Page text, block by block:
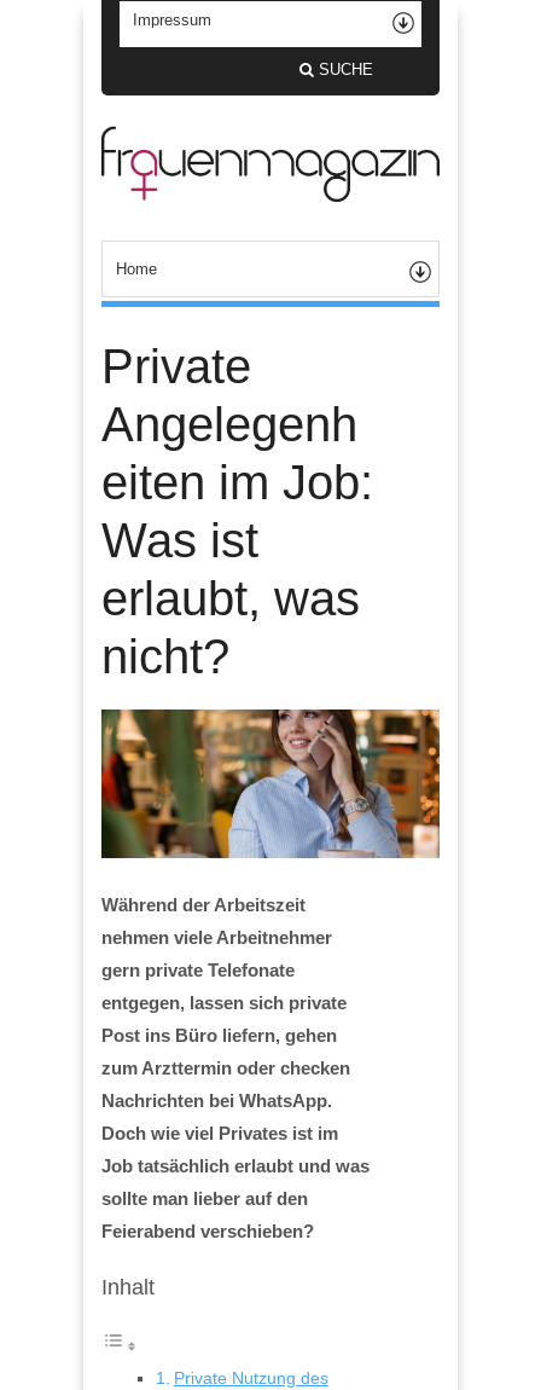
SUCHE
Private
Angelegenh
eiten im Job:
Was ist
erlaubt, was
nicht?
Während der Arbeitszeit
nehmen viele Arbeitnehmer
gern private Telefonate
entgegen, lassen sich private
Post ins Büro liefern, gehen
zum Arzttermin oder checken
Nachrichten bei WhatsApp.
Doch wie viel Privates ist im
Job tatsächlich erlaubt und was
sollte man lieber auf den
Feierabend verschieben?
Inhalt
Private Nutzung des